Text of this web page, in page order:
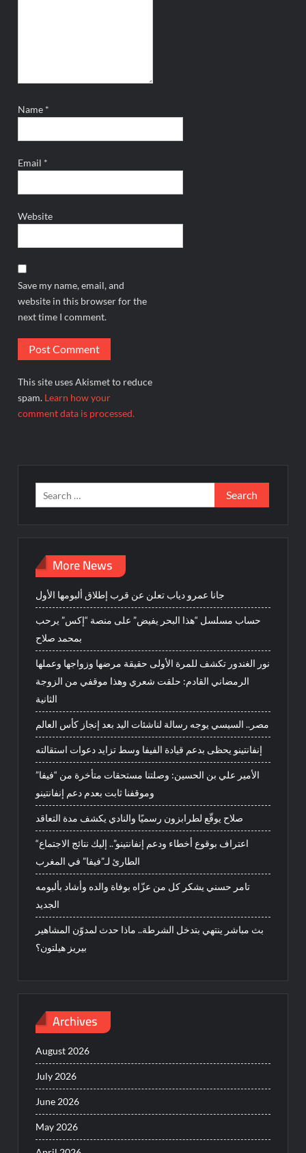
Name *
Email *
Website
Save my name, email, and
website in this browser for the
next time I comment.
This site uses Akismet to reduce
spam. Learn how your
comment data is processed.
Search
for:
More News
جانا عمرو دياب تعلن عن قرب إطلاق ألبومها الأول
حساب مسلسل “هذا البحر يفيض” على منصة “إكس” يرحب
بمحمد صلاح
نور الغندور تكشف للمرة الأولى حقيقة مرضها وزواجها وعملها
الرمضاني القادم: حلقت شعري وهذا موقفي من الزوجة
الثانية
مصر.. السيسي يوجه رسالة لناشئات اليد بعد إنجاز كأس العالم
إنفانتينو يحظى بدعم قيادة الفيفا وسط تزايد دعوات استقالته
الأمير علي بن الحسين: وصلتنا مستحقات متأخرة من “فيفا”
وموقفنا ثابت بعدم دعم إنفانتينو
صلاح يوقّع لطرابزون رسميًا والنادي يكشف مدة التعاقد
“اعتراف بوقوع أخطاء ودعم إنفانتينو”.. إليك نتائج الاجتماع
الطارئ لـ”فيفا” في المغرب
تامر حسني يشكر كل من عزّاه بوفاة والده وأشاد بألبومه
الجديد
بث مباشر ينتهي بتدخل الشرطة.. ماذا حدث لمدوّن المشاهير
بيريز هيلتون؟
Archives
August 2026
July 2026
June 2026
May 2026